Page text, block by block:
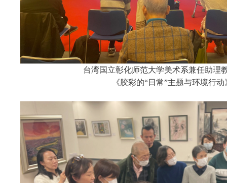
台湾国立彰化师范大学美术系兼任助理
《胶彩的“日常”主题与环境行动